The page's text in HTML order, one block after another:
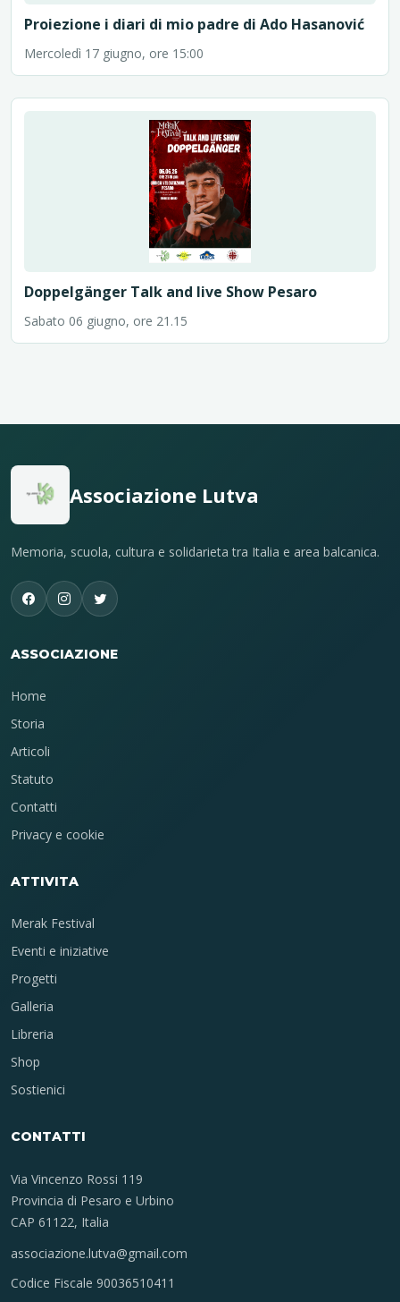
Proiezione i diari di mio padre di Ado Hasanović
Mercoledì 17 giugno, ore 15:00
Doppelgänger Talk and live Show Pesaro
Sabato 06 giugno, ore 21.15
Associazione Lutva
Memoria, scuola, cultura e solidarieta tra Italia e area balcanica.
ASSOCIAZIONE
Home
Storia
Articoli
Statuto
Contatti
Privacy e cookie
ATTIVITA
Merak Festival
Eventi e iniziative
Progetti
Galleria
Libreria
Shop
Sostienici
CONTATTI
Via Vincenzo Rossi 119
Provincia di Pesaro e Urbino
CAP 61122, Italia
associazione.lutva@gmail.com
Codice Fiscale 90036510411